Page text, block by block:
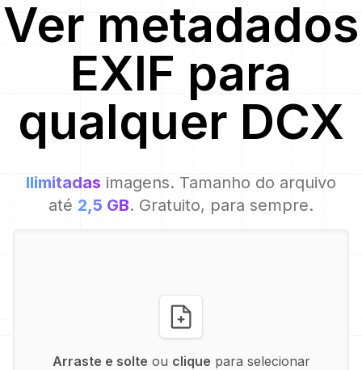
Ver metadados
EXIF para
qualquer DCX
Ilimitadas imagens. Tamanho do arquivo
até 2,5 GB. Gratuito, para sempre.
Arraste e solte ou clique para selecionar